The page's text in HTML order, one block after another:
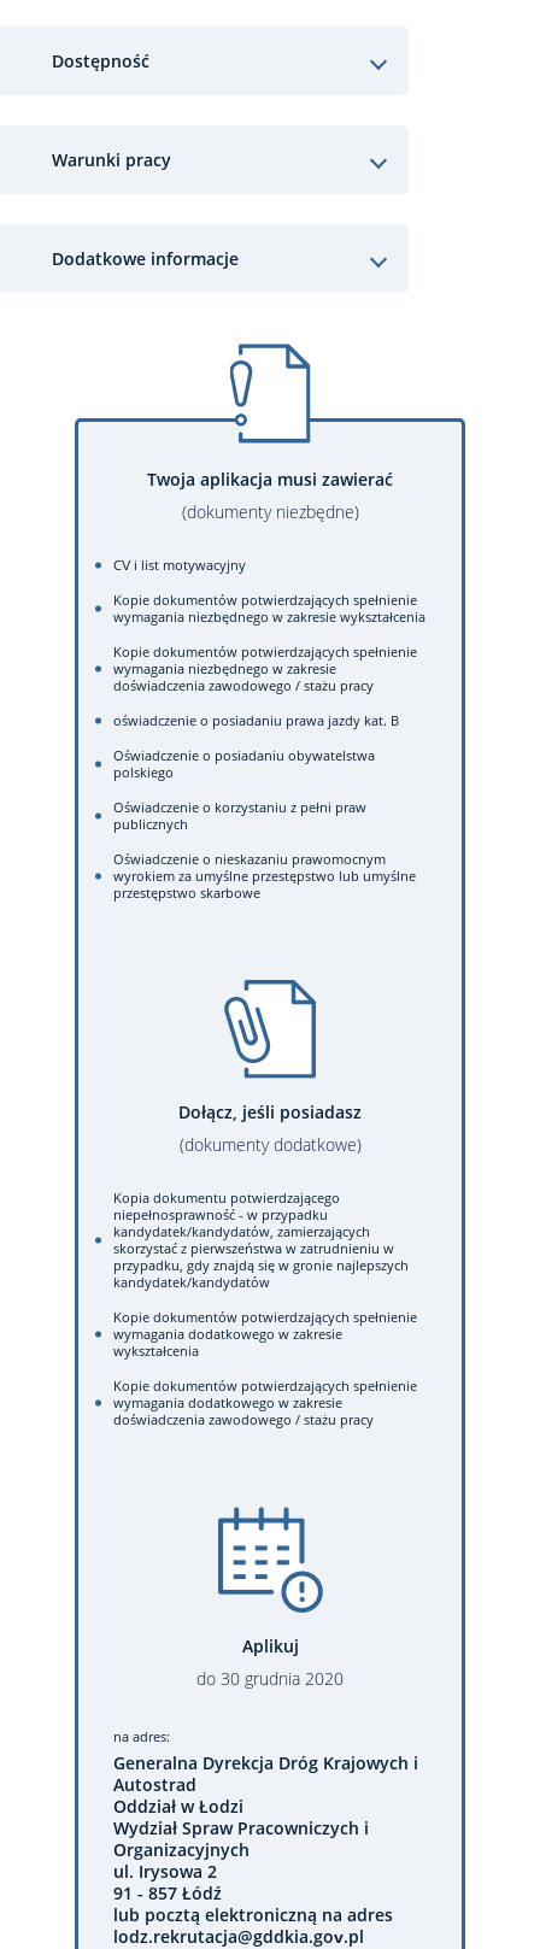
Dostępność
Warunki pracy
Dodatkowe informacje
Twoja aplikacja musi zawierać
(dokumenty niezbędne)
CV i list motywacyjny
Kopie dokumentów potwierdzających spełnienie
wymagania niezbędnego w zakresie wykształcenia
Kopie dokumentów potwierdzających spełnienie
wymagania niezbędnego w zakresie
doświadczenia zawodowego / stażu pracy
oświadczenie o posiadaniu prawa jazdy kat. B
Oświadczenie o posiadaniu obywatelstwa
polskiego
Oświadczenie o korzystaniu z pełni praw
publicznych
Oświadczenie o nieskazaniu prawomocnym
wyrokiem za umyślne przestępstwo lub umyślne
przestępstwo skarbowe
Dołącz, jeśli posiadasz
(dokumenty dodatkowe)
Kopia dokumentu potwierdzającego
niepełnosprawność - w przypadku
kandydatek/kandydatów, zamierzających
skorzystać z pierwszeństwa w zatrudnieniu w
przypadku, gdy znajdą się w gronie najlepszych
kandydatek/kandydatów
Kopie dokumentów potwierdzających spełnienie
wymagania dodatkowego w zakresie
wykształcenia
Kopie dokumentów potwierdzających spełnienie
wymagania dodatkowego w zakresie
doświadczenia zawodowego / stażu pracy
Aplikuj
do 30 grudnia 2020
na adres:
Generalna Dyrekcja Dróg Krajowych i
Autostrad
Oddział w Łodzi
Wydział Spraw Pracowniczych i
Organizacyjnych
ul. Irysowa 2
91 - 857 Łódź
lub pocztą elektroniczną na adres
lodz.rekrutacja@gddkia.gov.pl